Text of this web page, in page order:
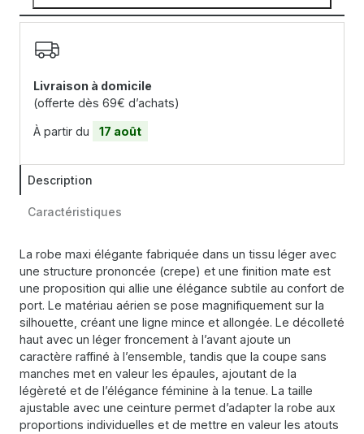
Livraison à domicile
(offerte dès 69€ d’achats)
À partir du 17 août
Description
Caractéristiques
La robe maxi élégante fabriquée dans un tissu léger avec
une structure prononcée (crepe) et une finition mate est
une proposition qui allie une élégance subtile au confort de
port. Le matériau aérien se pose magnifiquement sur la
silhouette, créant une ligne mince et allongée. Le décolleté
haut avec un léger froncement à l’avant ajoute un
caractère raffiné à l’ensemble, tandis que la coupe sans
manches met en valeur les épaules, ajoutant de la
légèreté et de l’élégance féminine à la tenue. La taille
ajustable avec une ceinture permet d’adapter la robe aux
proportions individuelles et de mettre en valeur les atouts